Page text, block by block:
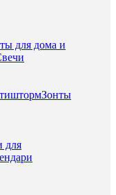
для дома и
Зонты
для